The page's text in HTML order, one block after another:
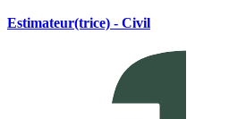
Estimateur(trice) - Civil